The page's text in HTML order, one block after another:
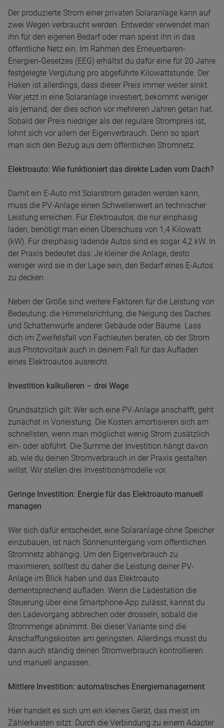
Der produzierte Strom einer privaten Solaranlage kann auf
zwei Wegen verbraucht werden. Entweder verwendet man
ihn für den eigenen Bedarf oder man speist ihn in das
öffentliche Netz ein. Im Rahmen des Erneuerbaren-
Energien-Gesetzes (EEG) erhältst du dafür eine für 20 Jahre
festgelegte Vergütung pro abgeführte Kilowattstunde. Der
Haken ist allerdings, dass dieser Preis immer weiter sinkt.
Wer jetzt in eine Solaranlage investiert, bekommt weniger
als jemand, der dies schon vor mehreren Jahren getan hat.
Sobald der Preis niedriger als der reguläre Strompreis ist,
lohnt sich vor allem der Eigenverbrauch. Denn so spart
man sich den Bezug aus dem öffentlichen Stromnetz.
Elektroauto: Wie funktioniert das direkte Laden vom Dach?
Damit ein E-Auto mit Solarstrom geladen werden kann,
muss die PV-Anlage einen Schwellenwert an technischer
Leistung erreichen. Für Elektroautos, die nur einphasig
laden, benötigt man einen Überschuss von 1,4 Kilowatt
(kW). Für dreiphasig ladende Autos sind es sogar 4,2 kW. In
der Praxis bedeutet das: Je kleiner die Anlage, desto
weniger wird sie in der Lage sein, den Bedarf eines E-Autos
zu decken.
Neben der Größe sind weitere Faktoren für die Leistung von
Bedeutung: die Himmelsrichtung, die Neigung des Daches
und Schattenwürfe anderer Gebäude oder Bäume. Lass
dich im Zweifelsfall von Fachleuten beraten, ob der Strom
aus Photovoltaik auch in deinem Fall für das Aufladen
eines Elektroautos ausreicht.
Investition kalkulieren – drei Wege
Grundsätzlich gilt: Wer sich eine PV-Anlage anschafft, geht
zunächst in Vorleistung. Die Kosten amortisieren sich am
schnellsten, wenn man möglichst wenig Strom zusätzlich
ein- oder abführt. Die Summe der Investition hängt davon
ab, wie du deinen Stromverbrauch in der Praxis gestalten
willst. Wir stellen drei Investitionsmodelle vor.
Geringe Investition: Energie für das Elektroauto manuell
managen
Wer sich dafür entscheidet, eine Solaranlage ohne Speicher
einzubauen, ist nach Sonnenuntergang vom öffentlichen
Stromnetz abhängig. Um den Eigenverbrauch zu
maximieren, solltest du daher die Leistung deiner PV-
Anlage im Blick haben und das Elektroauto
dementsprechend aufladen. Wenn die Ladestation die
Steuerung über eine Smartphone-App zulässt, kannst du
den Ladevorgang abbrechen oder drosseln, sobald die
Strommenge abnimmt. Bei dieser Variante sind die
Anschaffungskosten am geringsten. Allerdings musst du
dann auch ständig deinen Stromverbrauch kontrollieren
und manuell anpassen.
Mittlere Investition: automatisches Energiemanagement
Hier handelt es sich um ein kleines Gerät, das meist im
Zählerkasten sitzt. Durch die Verbindung zu einem Adapter